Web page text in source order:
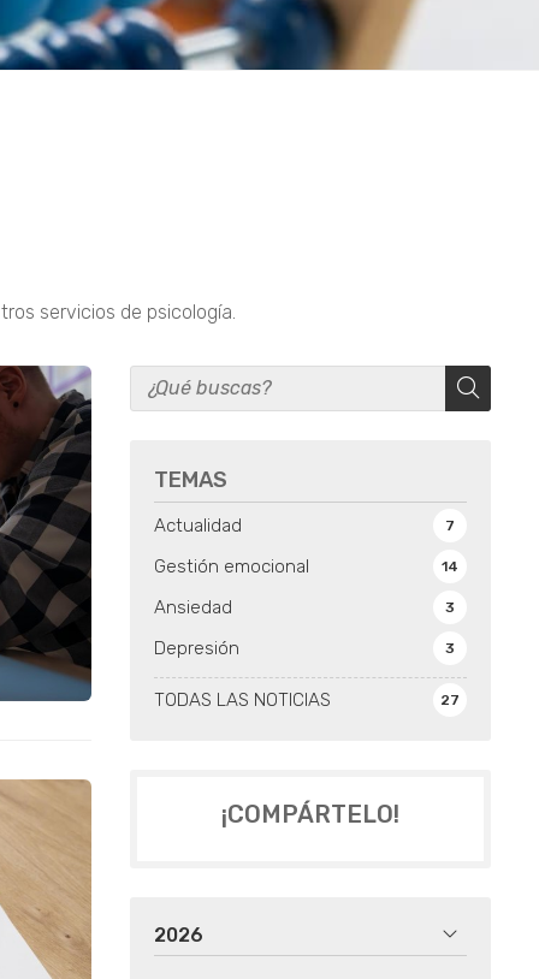
servicios de psicología.
TEMAS
TODAS LAS NOTICIAS 27
Actualidad 7
Gestión emocional 14
Ansiedad 3
Depresión 3
¡COMPÁRTELO!
2026